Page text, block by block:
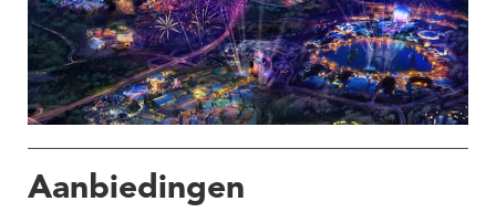
Aanbiedingen